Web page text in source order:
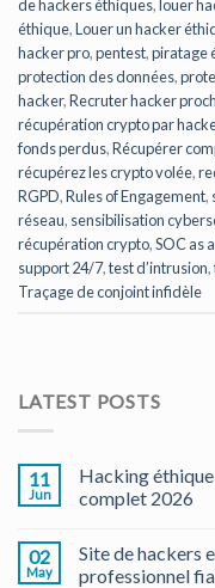
de hackers éthiques,louer
éthique,Louer un hacker
hacker pro,pentest,piratage
protection des données,
hacker,Recruter hacker
récupération crypto par
fonds perdus,Récupérer
récupérez les crypto volée,
RGPD,Rules of Engagement,
réseau, sensibilisation
récupération crypto,SOC as
support 24/7,test d’intrusion,
Traçage de conjoint infidèle
LATEST POSTS
11
Jun
Hacking
complet 2026
02
May
Site de hackers
professionnel